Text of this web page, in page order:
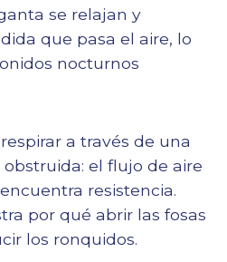
se relajan y
que pasa el aire, lo
nocturnos
a través de una
el flujo de aire
resistencia.
por qué abrir las fosas
los ronquidos.